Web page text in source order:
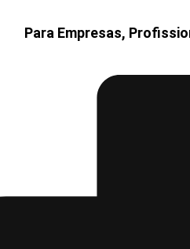
Para Empresas,